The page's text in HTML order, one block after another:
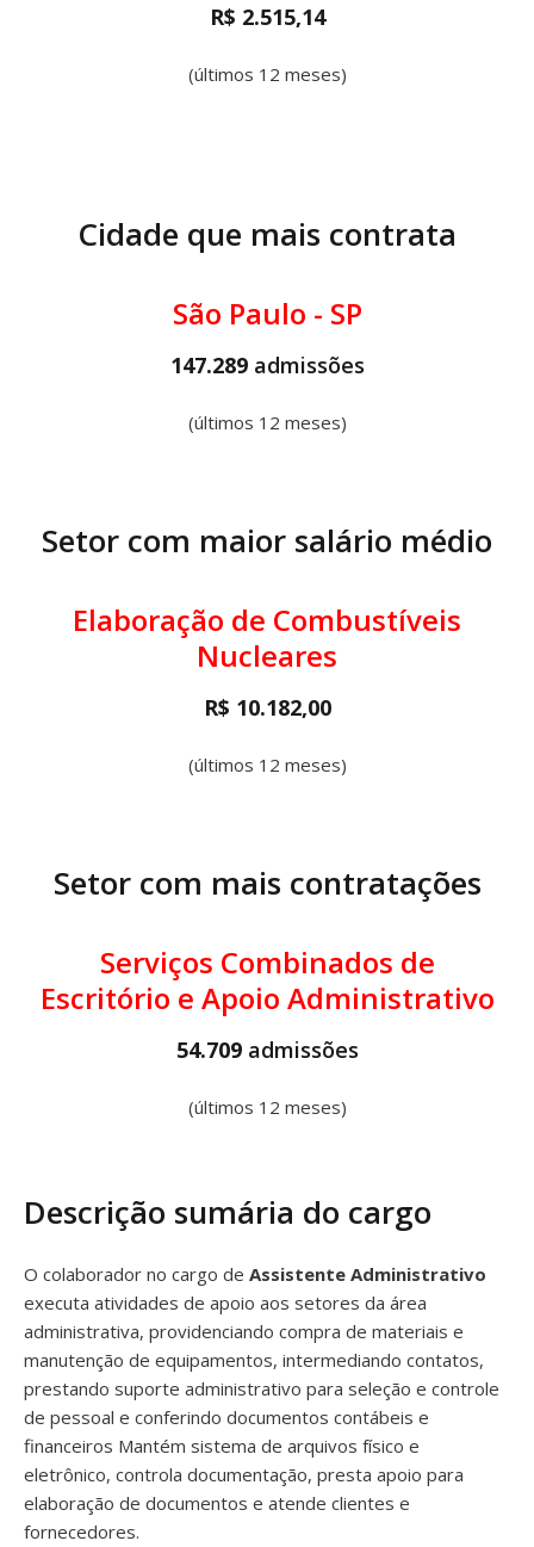
R$ 2.515,14
(últimos 12 meses)
Cidade que mais contrata
São Paulo - SP
147.289 admissões
(últimos 12 meses)
Setor com maior salário médio
Elaboração de Combustíveis
Nucleares
R$ 10.182,00
(últimos 12 meses)
Setor com mais contratações
Serviços Combinados de
Escritório e Apoio Administrativo
54.709 admissões
(últimos 12 meses)
Descrição sumária do cargo
O colaborador no cargo de Assistente Administrativo
executa atividades de apoio aos setores da área
administrativa, providenciando compra de materiais e
manutenção de equipamentos, intermediando contatos,
prestando suporte administrativo para seleção e controle
de pessoal e conferindo documentos contábeis e
financeiros Mantém sistema de arquivos físico e
eletrônico, controla documentação, presta apoio para
elaboração de documentos e atende clientes e
fornecedores.